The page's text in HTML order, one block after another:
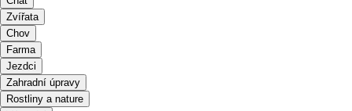
Zvířata
Chov
Farma
Jezdci
Zahradní úpravy
Rostliny a nature